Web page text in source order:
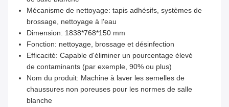
Mécanisme de nettoyage: tapis adhésifs, systèmes de
brossage, nettoyage à l'eau
Dimension: 1838*768*150 mm
Fonction: nettoyage, brossage et désinfection
Efficacité: Capable d'éliminer un pourcentage élevé
de contaminants (par exemple, 90% ou plus)
Nom du produit: Machine à laver les semelles de
chaussures non poreuses pour les normes de salle
blanche